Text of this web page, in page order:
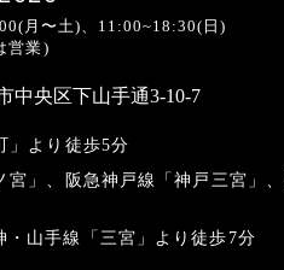
月〜土)、11:00~18:30(日)
営業)
中央区下山手通3-10-7
」より徒歩5分
宮」、
阪急神戸線「神戸三宮」
・山手線「三宮」より徒歩7分